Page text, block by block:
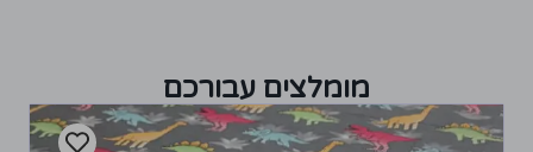
מומלצים עבורכם